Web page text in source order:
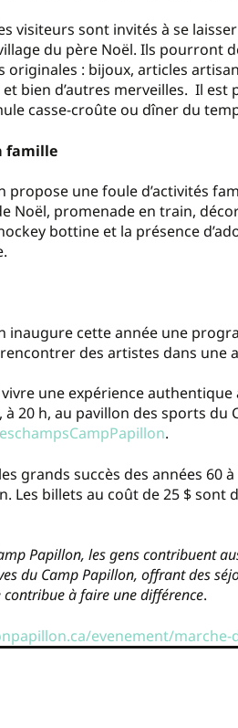
visiteurs sont invités à se
du père Noël. Ils pourront
: bijoux, articles
bien d’autres merveilles. Il
casse-croûte ou dîner du
famille
propose une foule d’activités
Noël, promenade en train,
bottine et la présence
inaugure cette année une
des artistes dans une
une expérience
20 h, au pavillon des sports du
.
grands succès des années 60
Les billets au coût de 25 $ sont
Papillon, les gens contribuent
du Camp Papillon, offrant des
à faire une différence.
evenement/marche-